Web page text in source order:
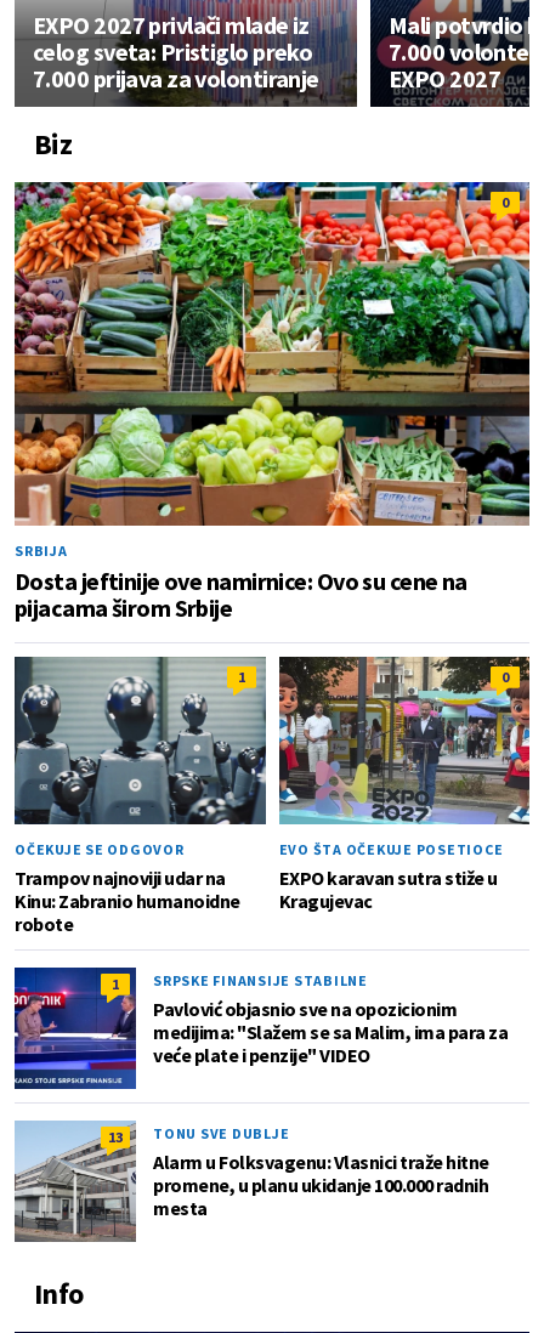
EXPO 2027 privlači mlade iz
celog sveta: Pristiglo preko
7.000 prijava za volontiranje
Mali potvrdio
7.000
EXPO 2027
Biz
0
SRBIJA
Dosta jeftinije ove namirnice: Ovo su cene na
pijacama širom Srbije
1
OČEKUJE SE ODGOVOR
Trampov najnoviji udar na
Kinu: Zabranio humanoidne
robote
0
EVO ŠTA OČEKUJE POSETIOCE
EXPO karavan sutra stiže u
Kragujevac
1 SRPSKE FINANSIJE STABILNE
Pavlović objasnio sve na opozicionim
medijima: "Slažem se sa Malim, ima para za
veće plate i penzije" VIDEO
13 TONU SVE DUBLJE
Alarm u Folksvagenu: Vlasnici traže hitne
promene, u planu ukidanje 100.000 radnih
mesta
Info